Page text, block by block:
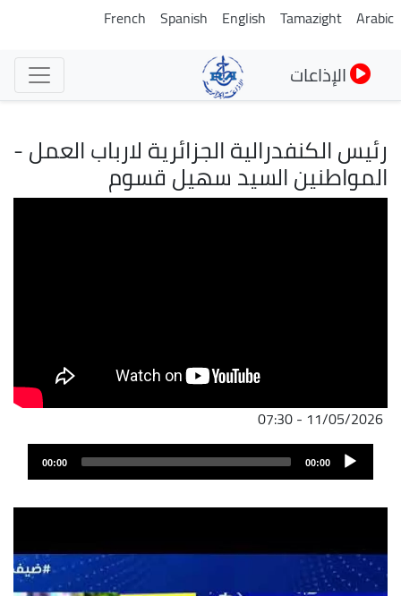
تجاوز
Arabic
Tamazight
English
Spanish
French
الإذاعات
رئيس الكنفدرالية الجزائرية لارباب العمل -
المواطنين السيد سهيل قسوم
11/05/2026 - 07:30
ملف
الصوت
Audio
Player
00:00
00:00